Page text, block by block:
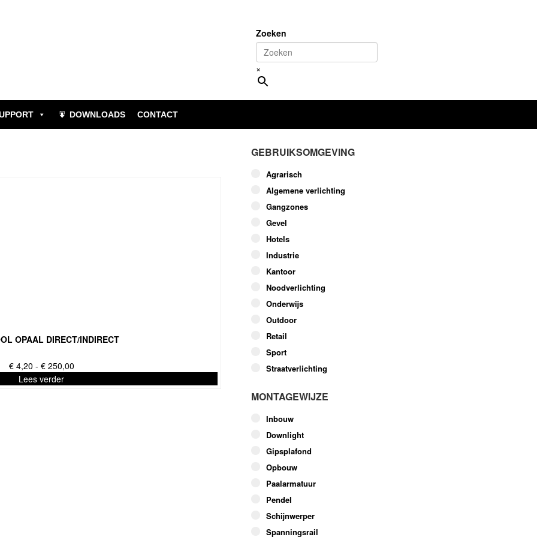
Zoeken
×
DOWNLOADS CONTACT
OPAAL DIRECT/INDIRECT
€4,20 - €250,00Prijsklasse:
Lees verder
GEBRUIKSOMGEVING
Agrarisch
Algemene verlichting
Gangzones
Gevel
Hotels
Industrie
Kantoor
Noodverlichting
Onderwijs
Outdoor
Retail
Sport
Straatverlichting
MONTAGEWIJZE
Inbouw
Downlight
Gipsplafond
Opbouw
Paalarmatuur
Pendel
Schijnwerper
Spanningsrail